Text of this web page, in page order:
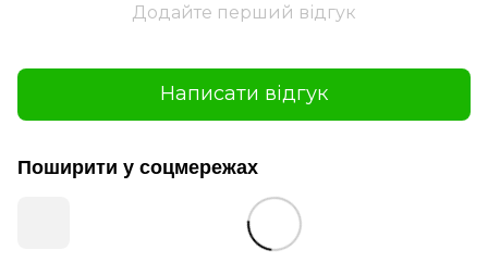
Додайте перший відгук
Написати відгук
Поширити у соцмережах